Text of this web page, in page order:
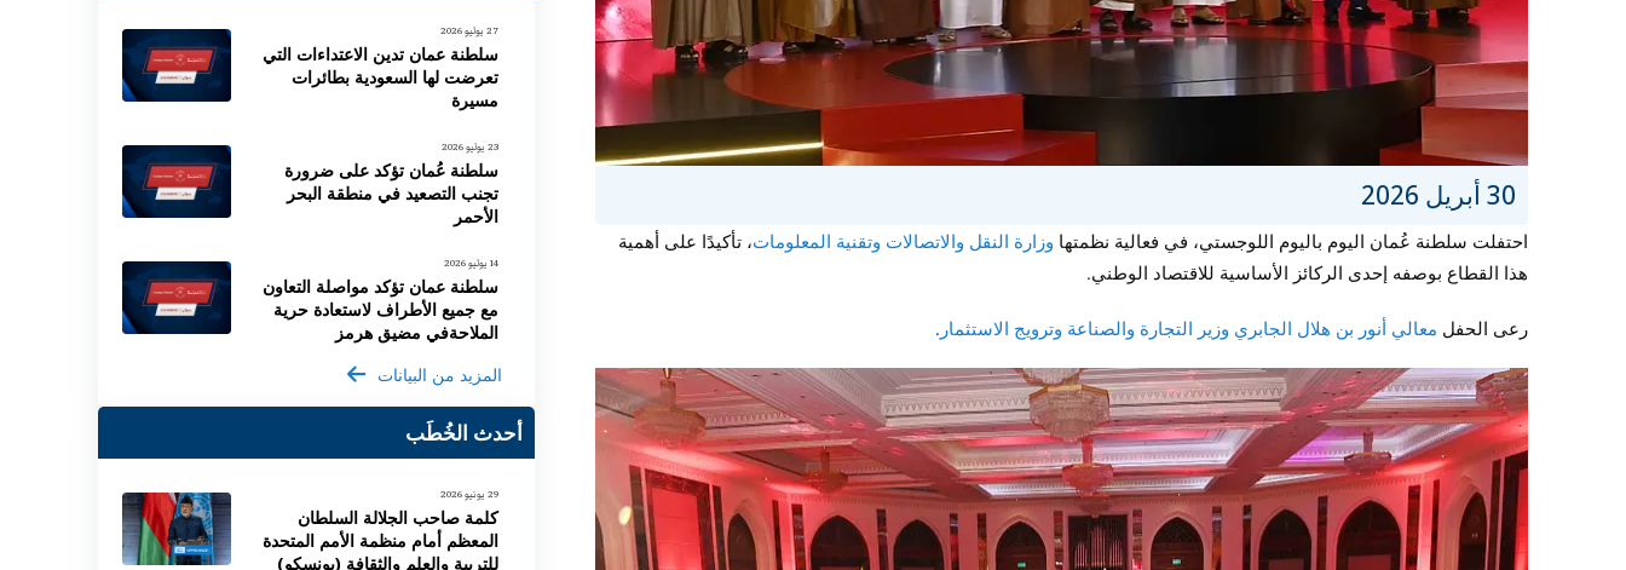
30 أبريل 2026
احتفلت سلطنة عُمان اليوم باليوم اللوجستي، في فعالية نظمتها وزارة النقل والاتصالات وتقنية المعلومات، تأكيدًا على أهمية
هذا القطاع بوصفه إحدى الركائز الأساسية للاقتصاد الوطني.
رعى الحفل معالي أنور بن هلال الجابري وزير التجارة والصناعة وترويج الاستثمار .
27 يوليو 2026
سلطنة عمان تدين الاعتداءات التي
تعرضت لها السعودية بطائرات
مسيرة
23 يوليو 2026
سلطنة عُمان تؤكد على ضرورة
تجنب التصعيد في منطقة البحر
الأحمر
14 يوليو 2026
سلطنة عمان تؤكد مواصلة التعاون
مع جميع الأطراف لاستعادة حرية
الملاحةفي مضيق هرمز
المزيد من البيانات
أحدث الخُطَب
29 يونيو 2026
كلمة صاحب الجلالة السلطان
المعظم أمام منظمة الأمم المتحدة
للتربية والعلم والثقافة (يونسكو)